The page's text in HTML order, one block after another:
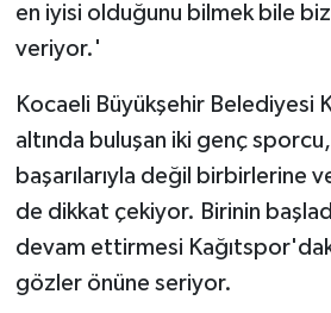
en iyisi olduğunu bilmek bile
veriyor.'
Kocaeli Büyükşehir Belediyesi
altında buluşan iki genç
başarılarıyla değil birbirlerine
de dikkat çekiyor. Birinin
devam ettirmesi
gözler önüne seriyor.